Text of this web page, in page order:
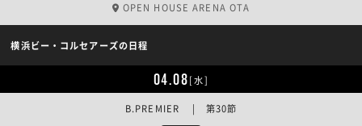
OPEN HOUSE ARENA OTA
横浜ビー・コルセアーズの日程
04.08[水]
B.PREMIER | 第30節